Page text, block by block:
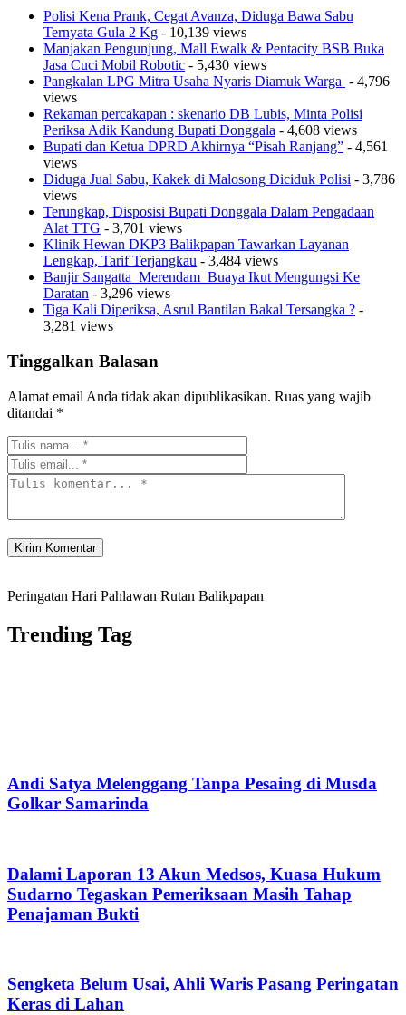
Polisi Kena Prank, Cegat Avanza, Diduga Bawa Sabu
Ternyata Gula 2 Kg - 10,139 views
Manjakan Pengunjung, Mall Ewalk & Pentacity BSB Buka
Jasa Cuci Mobil Robotic - 5,430 views
Pangkalan LPG Mitra Usaha Nyaris Diamuk Warga - 4,796
views
Rekaman percakapan : skenario DB Lubis, Minta Polisi
Periksa Adik Kandung Bupati Donggala - 4,608 views
Bupati dan Ketua DPRD Akhirnya “Pisah Ranjang” - 4,561
views
Diduga Jual Sabu, Kakek di Malosong Diciduk Polisi - 3,786
views
Terungkap, Disposisi Bupati Donggala Dalam Pengadaan
Alat TTG - 3,701 views
Klinik Hewan DKP3 Balikpapan Tawarkan Layanan
Lengkap, Tarif Terjangkau - 3,484 views
Banjir Sangatta Merendam Buaya Ikut Mengungsi Ke
Daratan - 3,296 views
Tiga Kali Diperiksa, Asrul Bantilan Bakal Tersangka ? -
3,281 views
Tinggalkan Balasan
Alamat email Anda tidak akan dipublikasikan. Ruas yang wajib
ditandai *
Peringatan Hari Pahlawan Rutan Balikpapan
Trending Tag
Andi Satya Melenggang Tanpa Pesaing di Musda
Golkar Samarinda
Dalami Laporan 13 Akun Medsos, Kuasa Hukum
Sudarno Tegaskan Pemeriksaan Masih Tahap
Penajaman Bukti
Sengketa Belum Usai, Ahli Waris Pasang Peringatan
Keras di Lahan